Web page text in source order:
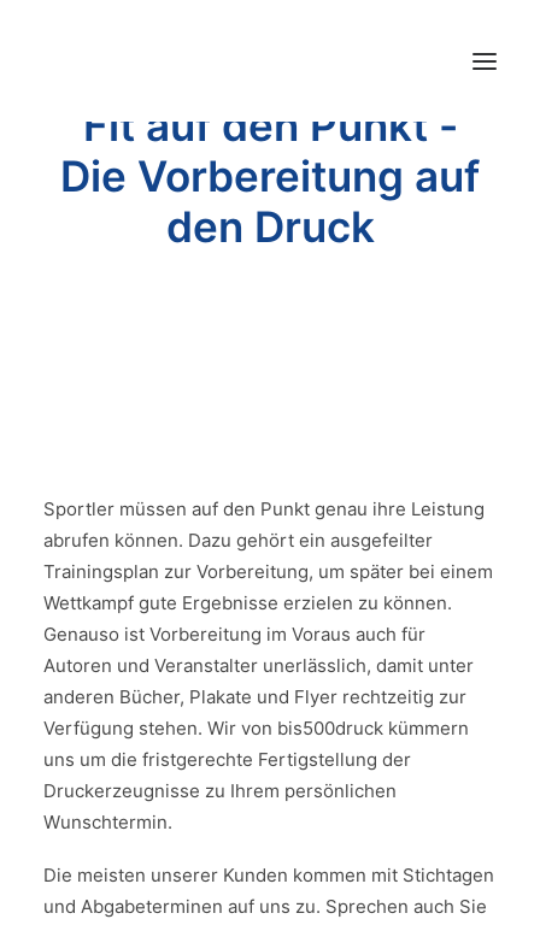
Preisrechner
Search
Fit auf den Punkt -
Die Vorbereitung auf
den Druck
Sportler müssen auf den Punkt genau ihre Leistung
abrufen können. Dazu gehört ein ausgefeilter
Trainingsplan zur Vorbereitung, um später bei einem
Wettkampf gute Ergebnisse erzielen zu können.
Genauso ist Vorbereitung im Voraus auch für
Autoren und Veranstalter unerlässlich, damit unter
anderen Bücher, Plakate und Flyer rechtzeitig zur
Verfügung stehen. Wir von bis500druck kümmern
uns um die fristgerechte Fertigstellung der
Druckerzeugnisse zu Ihrem persönlichen
Wunschtermin.
Die meisten unserer Kunden kommen mit Stichtagen
und Abgabeterminen auf uns zu. Sprechen auch Sie